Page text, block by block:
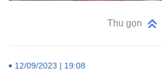
Thu gọn
12/09/2023 | 19:08